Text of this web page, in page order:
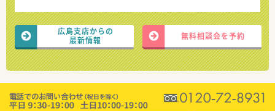
広島支店からの
最新情報
無料相談会を予約